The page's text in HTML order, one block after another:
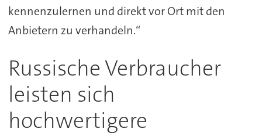
kennenzulernen und direkt vor Ort mit den
Anbietern zu verhandeln.“
Russische Verbraucher
leisten sich
hochwertigere